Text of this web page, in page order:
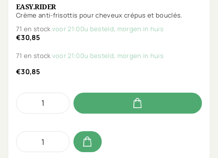
EASY.RIDER
Crème anti-frisottis pour cheveux crépus et bouclés.
71 en stockvoor 21:00u besteld, morgen in huis
€30,85
71 en stockvoor 21:00u besteld, morgen in huis
€30,85